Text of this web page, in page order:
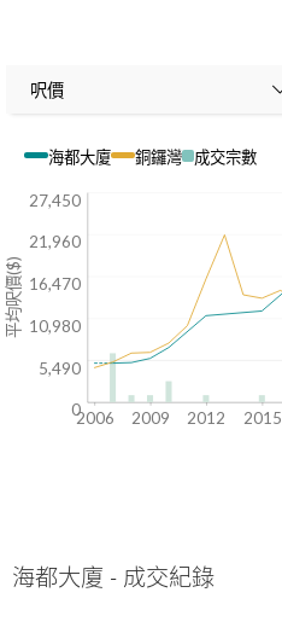
呎價
海都大廈 銅鑼灣 成交宗數
2006 2009 2012 2015
27,450
21,960
16,470
10,980
5,490
0
平均呎價($)
海都大廈 - 成交紀錄